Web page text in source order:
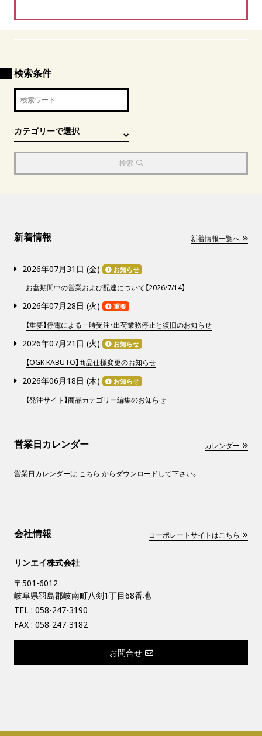
検索条件
検索
新着情報 新着情報一覧へ
2026年07月31日 (金) お知らせ
お盆期間中の営業および配達について【2026/7/14】
2026年07月28日 (火) 重要
【重要】停電による一時受注・出荷業務停止と復旧のお知らせ
2026年07月21日 (火) お知らせ
【OGK KABUTO】商品仕様変更のお知らせ
2026年06月18日 (木) お知らせ
【発注サイト】商品カテゴリー編集のお知らせ
営業日カレンダー カレンダー
営業日カレンダーは こちら からダウンロードして下さい。
会社情報 コーポレートサイトはこちら
リンエイ株式会社
〒501-6012
岐阜県羽島郡岐南町八剣1丁目68番地
TEL : 058-247-3190
FAX : 058-247-3182
お問合せ